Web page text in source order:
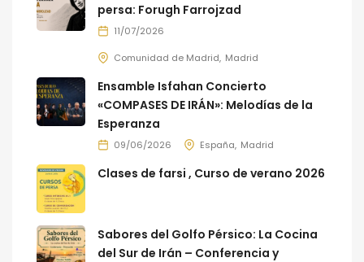
persa: Forugh Farrojzad
11/07/2026
Comunidad de Madrid Madrid
Ensamble Isfahan Concierto
«COMPASES DE IRÁN»: Melodías de la
Esperanza
09/06/2026 España Madrid
Clases de farsi , Curso de verano 2026
Sabores del Golfo Pérsico: La Cocina
del Sur de Irán – Conferencia y